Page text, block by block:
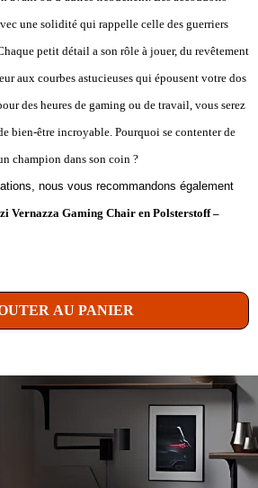
une solidité qui rappelle celle des guerriers
petit détail a son rôle à jouer, du revêtement
aux courbes astucieuses qui épousent votre dos
des heures de gaming ou de travail, vous serez
bien-être incroyable. Pourquoi se contenter de
champion dans son coin ?
nous vous recommandons également
Vernazza Gaming Chair en Polsterstoff –
AU PANIER